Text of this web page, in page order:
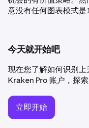
意没有任何图表模式是
今天就开始吧
现在您了解如何识别
Kraken Pro 账户，探
立即开始